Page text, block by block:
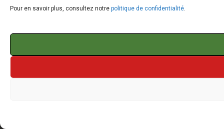
Pour en savoir plus, consultez notre politique de confidentialité.